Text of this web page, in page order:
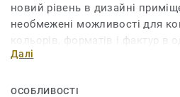
новий рівень в дизайні
необмежені можливості для
кольорів, форматів і фактур в
Поєднайте текстуру дерева,
аксесуарами – плінтусами та
Далі
ОСОБЛИВОСТІ